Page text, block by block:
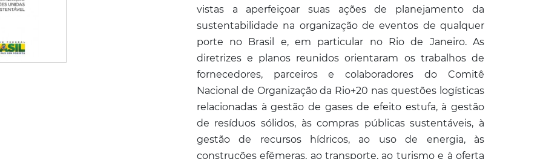
vistas a aperfeiçoar suas ações de planejamento da
sustentabilidade na organização de eventos de qualquer
porte no Brasil e, em particular no Rio de Janeiro. As
diretrizes e planos reunidos orientaram os trabalhos de
fornecedores, parceiros e colaboradores do Comitê
Nacional de Organização da Rio+20 nas questões logísticas
relacionadas à gestão de gases de efeito estufa, à gestão
de resíduos sólidos, às compras públicas sustentáveis, à
gestão de recursos hídricos, ao uso de energia, às
construções efêmeras, ao transporte, ao turismo e à oferta